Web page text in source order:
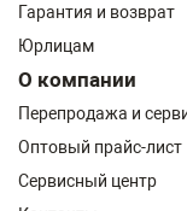
Гарантия и возврат
Юрлицам
О компании
Перепродажа и
Оптовый прайс-лист
Сервисный центр